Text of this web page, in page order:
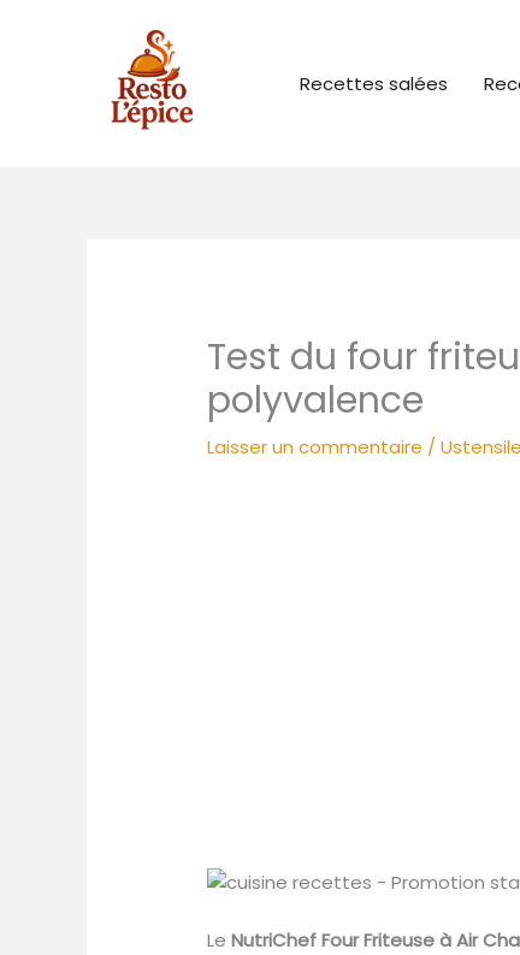
Recettes salées
Test du four
polyvalence
Laisser un commentaire /
LeNutriChef Four Friteuse à Air